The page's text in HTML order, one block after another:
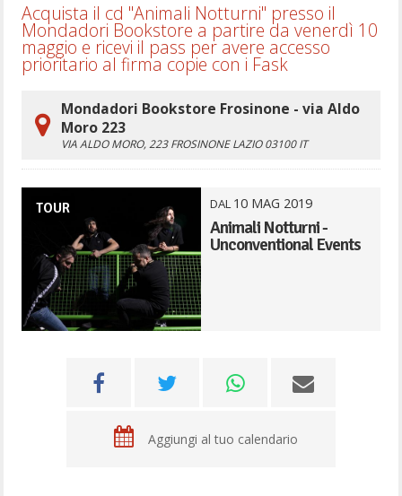
Acquista il cd "Animali Notturni" presso il
Mondadori Bookstore a partire da venerdì 10
maggio e ricevi il pass per avere accesso
prioritario al firma copie con i Fask
Mondadori Bookstore Frosinone - via Aldo
Moro 223
VIA ALDO MORO, 223FROSINONE LAZIO 03100 IT
TOUR DAL10 MAG 2019
Animali Notturni -
Unconventional Events
Aggiungi al tuo calendario